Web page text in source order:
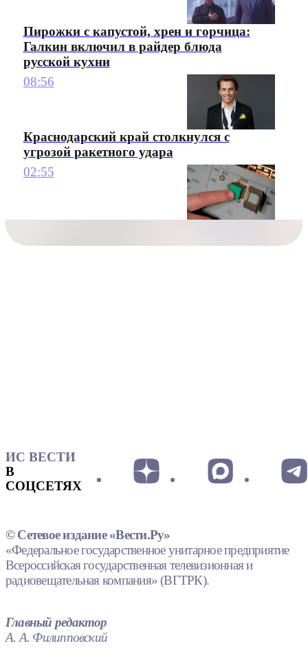
Пирожки с капустой, хрен и горчица:
Галкин включил в райдер блюда
русской кухни
08:56
Краснодарский край столкнулся с
угрозой ракетного удара
02:55
ИС ВЕСТИ
В
СОЦСЕТЯХ
© Сетевое издание «Вести.Ру»
«Федеральное государственное унитарное предприятие
Всероссийская государственная телевизионная и
радиовещательная компания» (ВГТРК).
Главный редактор
А. А. Филипповский